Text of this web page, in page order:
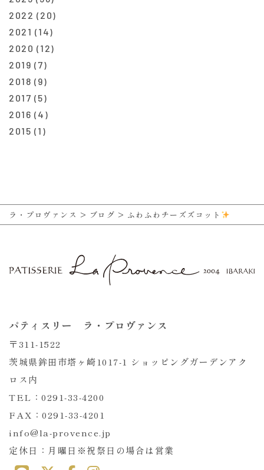
2022 (20)
2021 (14)
2020 (12)
2019 (7)
2018 (9)
2017 (5)
2016 (4)
2015 (1)
ラ・プロヴァンス > ブログ > ふわふわチーズズコット
パティスリー ラ・プロヴァンス
〒311-1522
茨城県鉾田市塔ヶ崎1017-1 ショッピングガーデンアク
ロス内
TEL：0291-33-4200
FAX：0291-33-4201
info@la-provence.jp
定休日：月曜日※祝祭日の場合は営業